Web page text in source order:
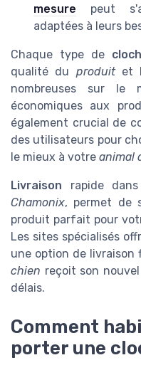
mesure peut
adaptées à leurs
Chaque type de
qualité du produitet
nombreuses sur le
économiques aux
également crucial de
des utilisateurs pour
le mieux à votre animal
Livraison rapide
Chamonix, permet de
produit parfait pour
Les sites spécialisés
une option de
chien reçoit son
délais.
Comment
porter une